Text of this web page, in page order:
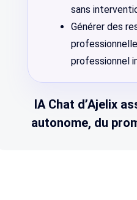
sans
Générer des
professionnel
IA Chat d’Ajelix
autonome, du